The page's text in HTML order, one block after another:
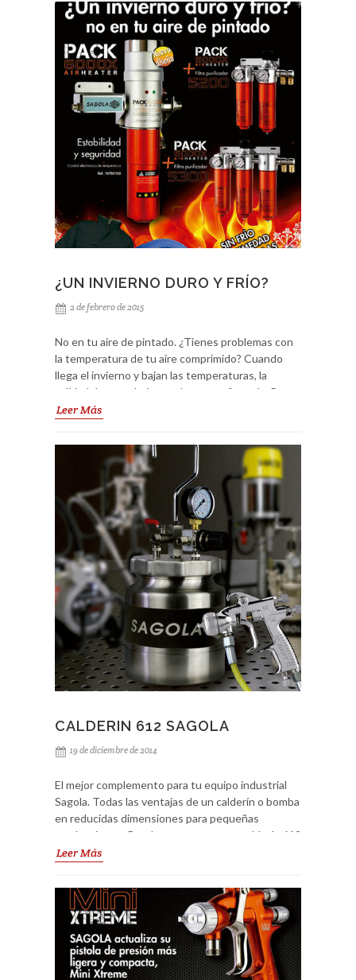
¿UN INVIERNO DURO Y FRÍO?
2 de febrero de 2015
No en tu aire de pintado. ¿Tienes problemas con
la temperatura de tu aire comprimido? Cuando
llega el invierno y bajan las temperaturas, la
calidad de tu trabajo puede verse afectada. Para
que puedas evitarlo, SAGOLA te ofrece el nuevo
Aprovecha la promoción del nuevo PACK 6000X.
Leer Más
CALDERIN 612 SAGOLA
19 de diciembre de 2014
El mejor complemento para tu equipo industrial
Sagola. Todas las ventajas de un calderín o bomba
en reducidas dimensiones para pequeñas
producciones. Prueba nuestro nuevo calderín 612
de 2,5L en nuestra Oferta Especial Navidad.
complemento. Ver detalles
Leer Más